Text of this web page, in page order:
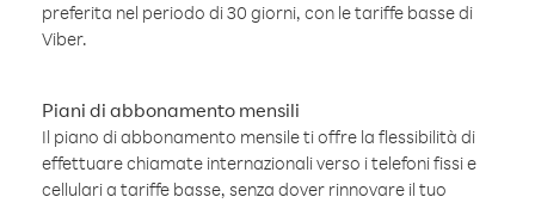
preferita nel periodo di 30 giorni, con le tariffe basse di
Viber.
Piani di abbonamento mensili
Il piano di abbonamento mensile ti offre la flessibilità di
effettuare chiamate internazionali verso i telefoni fissi e
cellulari a tariffe basse, senza dover rinnovare il tuo